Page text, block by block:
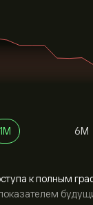
1M 6M
к полным